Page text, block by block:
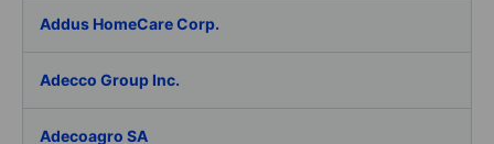
Addus HomeCare Corp.
Adecco Group Inc.
Adecoagro SA